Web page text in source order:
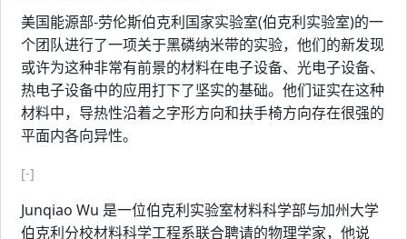
美国能源部-劳伦斯伯克利国家实验室(伯克利实验室)的一
个团队进行了一项关于黑磷纳米带的实验，他们的新发现
或许为这种非常有前景的材料在电子设备、光电子设备、
热电子设备中的应用打下了坚实的基础。他们证实在这种
材料中，导热性沿着之字形方向和扶手椅方向存在很强的
平面内各向异性。
[-]
Junqiao Wu 是一位伯克利实验室材料科学部与加州大学
伯克利分校材料科学工程系联合聘请的物理学家，他说